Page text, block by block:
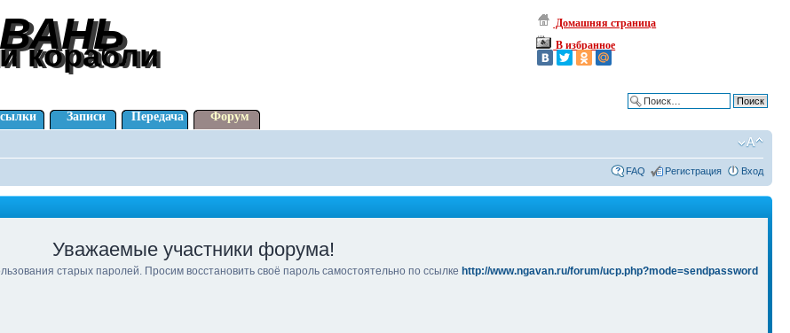
корабли
корабли
Домашняя страница
В избранное
Записи Передача Форум
FAQ Регистрация Вход
Уважаемые участники форума!
старых паролей. Просим восстановить своё пароль самостоятельно по ссылке http://www.ngavan.ru/forum/ucp.php?mode=sendpassword